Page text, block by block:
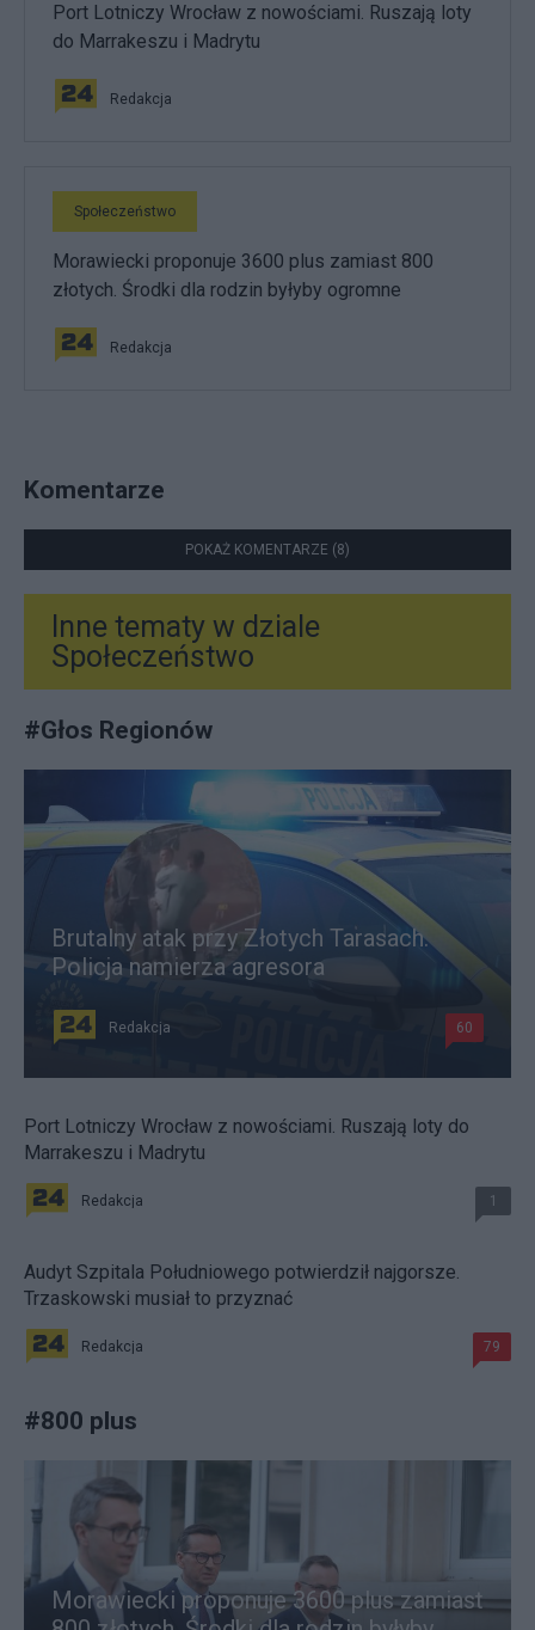
Port Lotniczy Wrocław z nowościami. Ruszają loty
do Marrakeszu i Madrytu
Redakcja
Społeczeństwo
Morawiecki proponuje 3600 plus zamiast 800
złotych. Środki dla rodzin byłyby ogromne
Redakcja
Komentarze
POKAŻ KOMENTARZE (8)
Inne tematy w dziale
Społeczeństwo
#Głos Regionów
Brutalny atak przy Złotych Tarasach.
Policja namierza agresora
Redakcja 60
Port Lotniczy Wrocław z nowościami. Ruszają loty do
Marrakeszu i Madrytu
Redakcja 1
Audyt Szpitala Południowego potwierdził najgorsze.
Trzaskowski musiał to przyznać
Redakcja 79
#800 plus
Morawiecki proponuje 3600 plus zamiast